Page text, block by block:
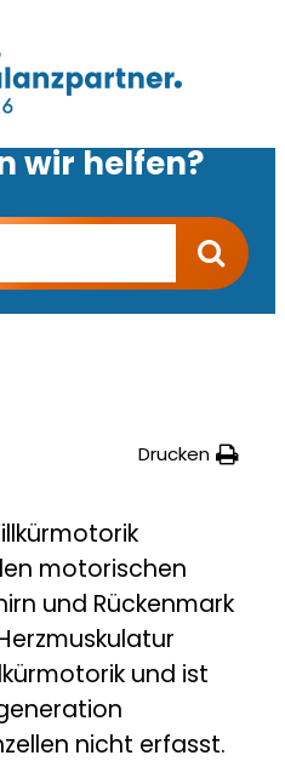
wir helfen?
Drucken
motorischen
und Rückenmark
und ist
nicht erfasst.